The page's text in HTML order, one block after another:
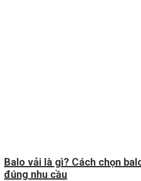
Balo vải là gì? Cách chọn
đúng nhu cầu